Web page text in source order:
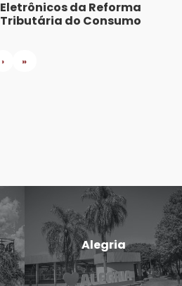
Eletrônicos da Reforma
Tributária do Consumo
› »
Alegria